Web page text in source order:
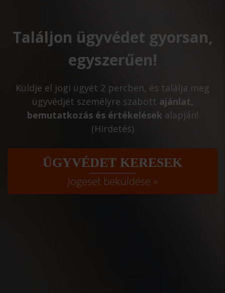
Találjon ügyvédet gyorsan,
egyszerűen!
Küldje el jogi ügyét 2 percben, és találja meg
ügyvédjét személyre szabott ajánlat,
bemutatkozás és értékelések alapján!
(Hirdetés)
ÜGYVÉDET KERESEK
Jogeset beküldése »